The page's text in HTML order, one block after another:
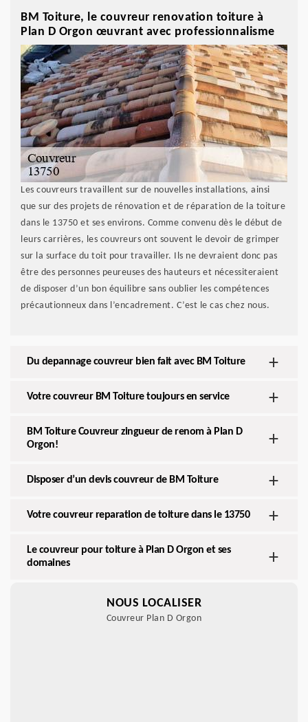
BM Toiture, le couvreur renovation toiture à
Plan D Orgon œuvrant avec professionnalisme
Les couvreurs travaillent sur de nouvelles installations, ainsi
que sur des projets de rénovation et de réparation de la toiture
dans le 13750 et ses environs. Comme convenu dès le début de
leurs carrières, les couvreurs ont souvent le devoir de grimper
sur la surface du toit pour travailler. Ils ne devraient donc pas
être des personnes peureuses des hauteurs et nécessiteraient
de disposer d’un bon équilibre sans oublier les compétences
précautionneux dans l’encadrement. C’est le cas chez nous.
Du depannage couvreur bien fait avec BM Toiture
Votre couvreur BM Toiture toujours en service
BM Toiture Couvreur zingueur de renom à Plan D
Orgon!
Disposer d’un devis couvreur de BM Toiture
Votre couvreur reparation de toiture dans le 13750
Le couvreur pour toiture à Plan D Orgon et ses
domaines
NOUS LOCALISER
Couvreur Plan D Orgon